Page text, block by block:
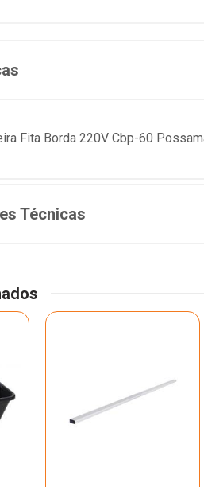
Fita Borda 220V Cbp-60
Técnicas